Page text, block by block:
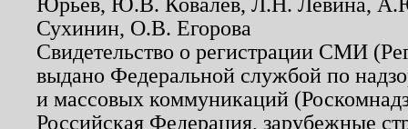
Сухинин, О.В. Егорова
Свидетельство о регистрации СМИ
выдано Федеральной службой по
и массовых коммуникаций
Российская Федерация, зарубежные